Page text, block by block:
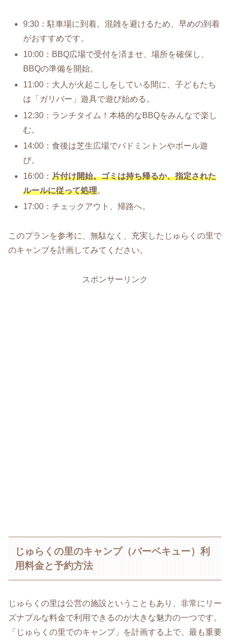
9:30：駐車場に到着。混雑を避けるため、早めの到着
がおすすめです。
10:00：BBQ広場で受付を済ませ、場所を確保し、
BBQの準備を開始。
11:00：大人が火起こしをしている間に、子どもたち
は「ガリバー」遊具で遊び始める。
12:30：ランチタイム！本格的なBBQをみんなで楽し
む。
14:00：食後は芝生広場でバドミントンやボール遊
び。
16:00：片付け開始。ゴミは持ち帰るか、指定された
ルールに従って処理。
17:00：チェックアウト、帰路へ。
このプランを参考に、無駄なく、充実したじゅらくの里で
のキャンプを計画してみてください。
スポンサーリンク
じゅらくの里のキャンプ（バーベキュー）利
用料金と予約方法
じゅらくの里は公営の施設ということもあり、非常にリー
ズナブルな料金で利用できるのが大きな魅力の一つです。
「じゅらくの里でのキャンプ」を計画する上で、最も重要